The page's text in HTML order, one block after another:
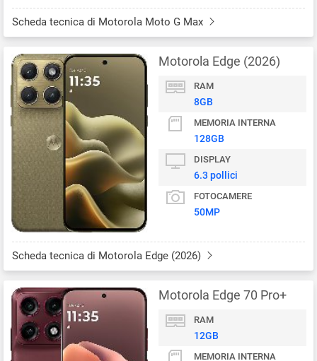
Scheda tecnica di Motorola Moto G Max
Motorola Edge (2026)
RAM
8GB
MEMORIA INTERNA
128GB
DISPLAY
6.3 pollici
FOTOCAMERE
50MP
Scheda tecnica di Motorola Edge (2026)
Motorola Edge 70 Pro+
RAM
12GB
MEMORIA INTERNA